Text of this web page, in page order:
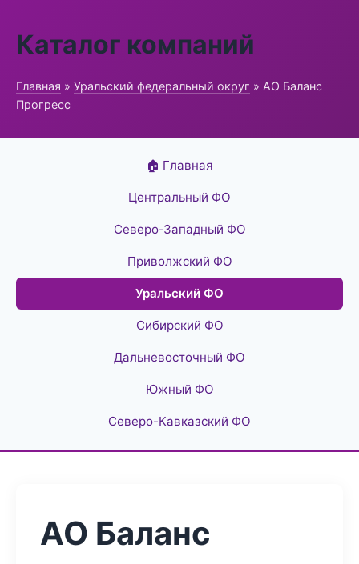
Каталог компаний
Главная » Уральский федеральный округ » АО Баланс
Прогресс
🏠 Главная
Центральный ФО
Северо-Западный ФО
Приволжский ФО
Уральский ФО
Сибирский ФО
Дальневосточный ФО
Южный ФО
Северо-Кавказский ФО
АО Баланс